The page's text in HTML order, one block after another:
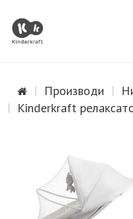
Производи
Kinderkraft